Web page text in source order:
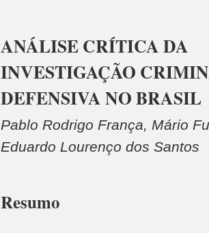
ANÁLISE CRÍTICA DA
INVESTIGAÇÃO
DEFENSIVA NO BRASIL
Pablo Rodrigo França, Mário
Eduardo Lourenço dos Santos
Resumo